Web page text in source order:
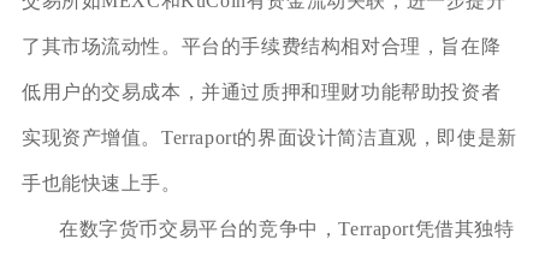
了其市场流动性。平台的手续费结构相对合理，旨在降
低用户的交易成本，并通过质押和理财功能帮助投资者
实现资产增值。Terraport的界面设计简洁直观，即使是新
手也能快速上手。
在数字货币交易平台的竞争中，Terraport凭借其独特